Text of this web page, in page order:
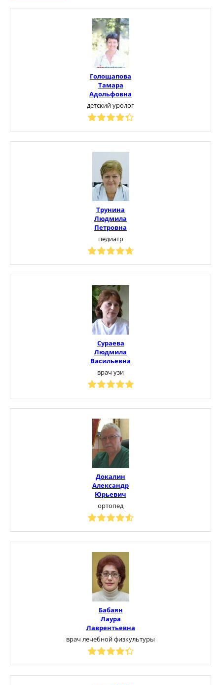
Голощапова
Тамара
Адольфовна
детский уролог
Трунина
Людмила
Петровна
педиатр
Сураева
Людмила
Васильевна
врач узи
Докалин
Александр
Юрьевич
ортопед
Бабаян
Лаура
Лаврентьевна
врач лечебной физкультуры